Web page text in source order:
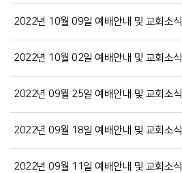
2022년 10월 09일 예배안내 및 교회소식
2022년 10월 02일 예배안내 및 교회소식
2022년 09월 25일 예배안내 및 교회소식
2022년 09월 18일 예배안내 및 교회소식
2022년 09월 11일 예배안내 및 교회소식